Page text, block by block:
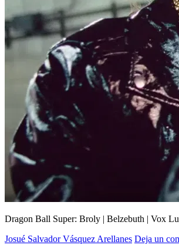
Dragon Ball Super: Broly | Belzebuth | Vox
Josué Salvador Vásquez Arellanes 2019 ,
Deja un